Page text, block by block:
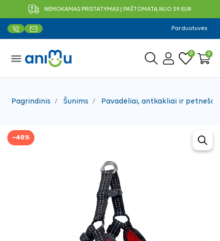
NEMOKAMAS PRISTATYMAS Į PAŠTOMATĄ NUO 39 EUR
Parduotuvės
menu 0 0
Pagrindinis Šunims Pavadėliai, antkakliai ir petnešos
−40%